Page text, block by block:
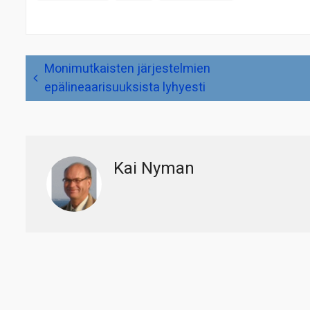
Artikkelien
selausMonimutkaisten järjestelmien
epälineaarisuuksista lyhyesti
Kai Nyman